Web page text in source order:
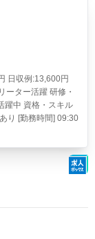
日収例:13,600円
ーター活躍 研修・
躍中 資格・スキル
り [勤務時間] 09:30